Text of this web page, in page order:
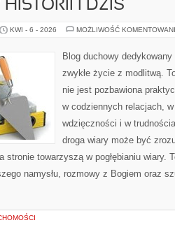
HISTORII I DZIŚ
KWI - 6 - 2026 MOŻLIWOŚĆ
Blog duchowy
zwykłe życie z modlitwą.
nie jest pozbawiona
w codziennych relacjach,
wdzięczności i w
droga wiary może być
stronie towarzyszą w pogłębianiu wiary.
namysłu, rozmowy z Bogiem oraz